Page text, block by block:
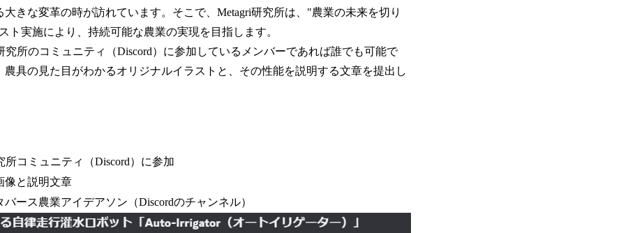
きな変革の時が訪れています。そこで、Metagri研究所は、"農業の未来を切り
ト実施により、持続可能な農業の実現を目指します。
究所のコミュニティ（Discord）に参加しているメンバーであれば誰でも可能で
農具の見た目がわかるオリジナルイラストと、その性能を説明する文章を提出し
所コミュニティ（Discord）に参加
像と説明文章
ース農業アイデアソン（Discordのチャンネル）